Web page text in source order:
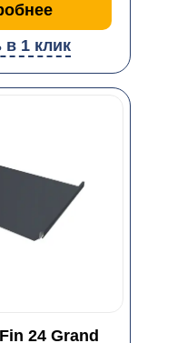
в 1 клик
24 Grand